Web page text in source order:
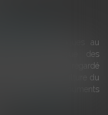
historiques au
et touristique des
longtemps été regardé
de la culture du
gestion des monuments